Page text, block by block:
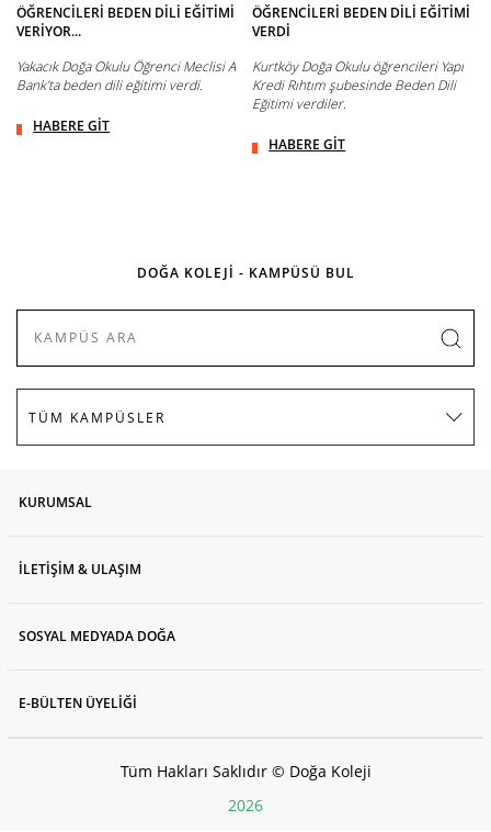
ÖĞRENCİLERİ BEDEN DİLİ EĞİTİMİ
VERİYOR...
Yakacık Doğa Okulu Öğrenci Meclisi A
Bank’ta beden dili eğitimi verdi.
HABERE GİT
ÖĞRENCİLERİ BEDEN DİLİ EĞİTİMİ
VERDİ
Kurtköy Doğa Okulu öğrencileri Yapı
Kredi Rıhtım şubesinde Beden Dili
Eğitimi verdiler.
HABERE GİT
DOĞA KOLEJİ - KAMPÜSÜ BUL
KURUMSAL
İLETİŞİM & ULAŞIM
SOSYAL MEDYADA DOĞA
E-BÜLTEN ÜYELİĞİ
Tüm Hakları Saklıdır © Doğa Koleji
2026